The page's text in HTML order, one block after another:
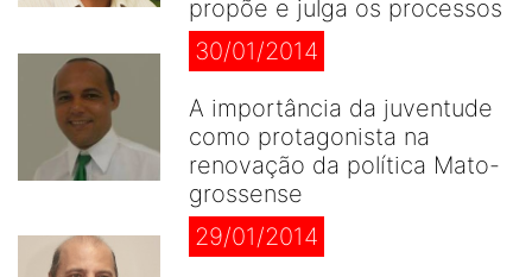
propõe e julga os processos
30/01/2014
A importância da juventude
como protagonista na
renovação da política Mato-
grossense
29/01/2014